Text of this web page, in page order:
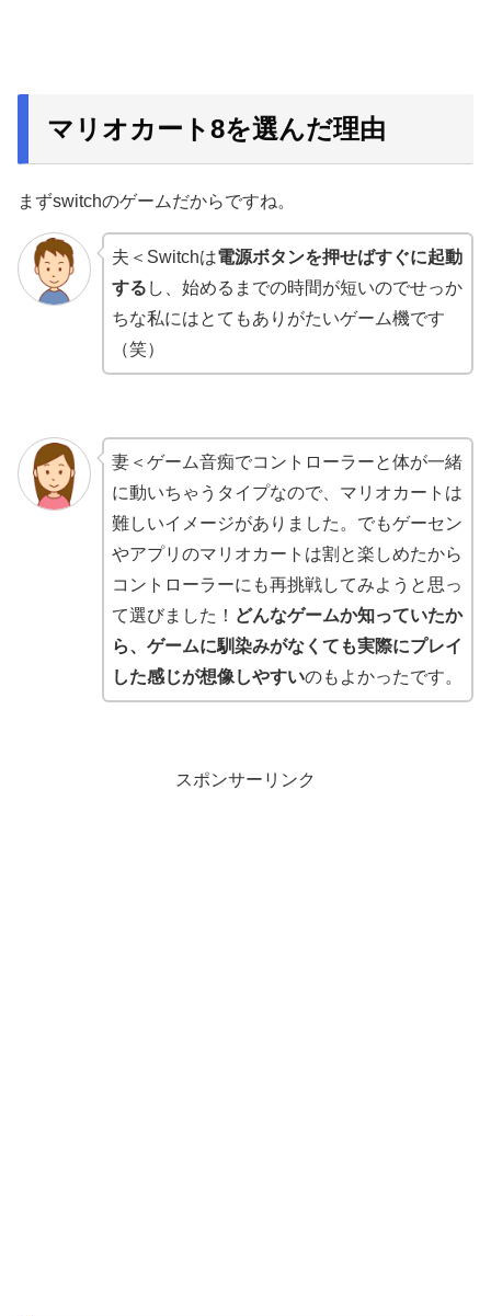
マリオカート8を選んだ理由
まずswitchのゲームだからですね。
夫＜Switchは電源ボタンを押せばすぐに起動
する し、始めるまでの時間が短いのでせっか
ちな私にはとてもありがたいゲーム機です
（笑）
妻＜ゲーム音痴でコントローラーと体が一緒
に動いちゃうタイプなので、マリオカートは
難しいイメージがありました。でもゲーセン
やアプリのマリオカートは割と楽しめたから
コントローラーにも再挑戦してみようと思っ
て選びました！ どんなゲームか知っていたか
ら、ゲームに馴染みがなくても実際にプレイ
した感じが想像しやすいのもよかったです。
スポンサーリンク